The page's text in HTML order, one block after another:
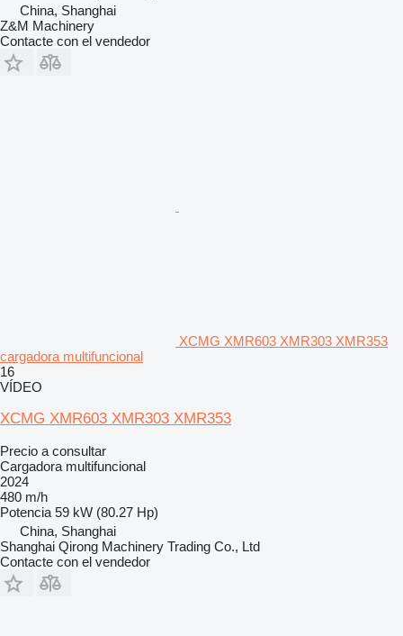
China, Shanghai
Z&M Machinery
Contacte con el vendedor
XCMG XMR603 XMR303 XMR353
cargadora multifuncional
16
VÍDEO
XCMG XMR603 XMR303 XMR353
Precio a consultar
Cargadora multifuncional
2024
480 m/h
Potencia 59 kW (80.27 Hp)
China, Shanghai
Shanghai Qirong Machinery Trading Co., Ltd
Contacte con el vendedor